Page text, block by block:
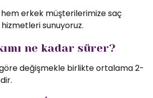
hem erkek müşterilerimize saç
sunuyoruz.
ne kadar sürer?
değişmekle birlikte ortalama 2-